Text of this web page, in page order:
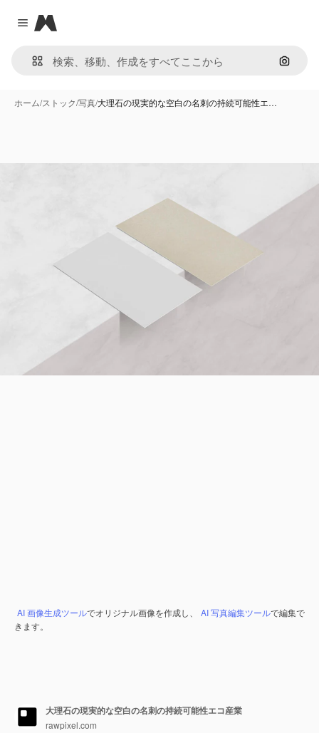
Close menu
Magnific
画像で
ホーム/ストック/写真/大理石の現実的な空白の名刺の持続可能性エ…
AI 画像生成ツールでオリジナル画像を作成し、 AI 写真編集ツールで編集で
きます。
大理石の現実的な空白の名刺の持続可能性エコ産業
rawpixel.com